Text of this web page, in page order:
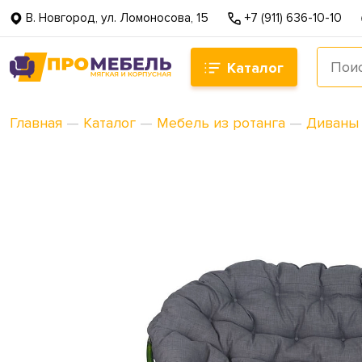
В. Новгород, ул. Ломоносова, 15 +7 (911) 636-10-10
Каталог
Главная — Каталог — Мебель из ротанга — Диваны